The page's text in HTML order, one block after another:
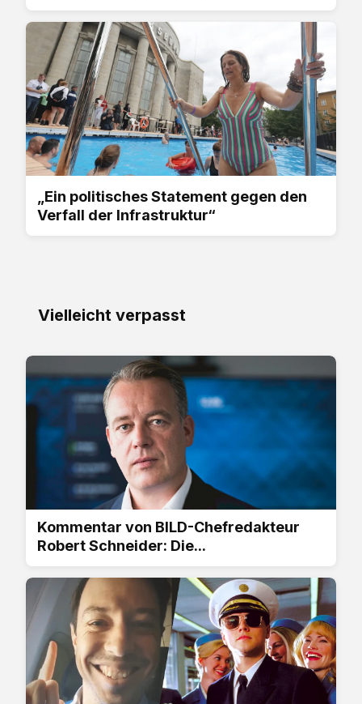
„Ein politisches Statement gegen den
Verfall der Infrastruktur“
Vielleicht verpasst
Kommentar von BILD-Chefredakteur
Robert Schneider: Die...